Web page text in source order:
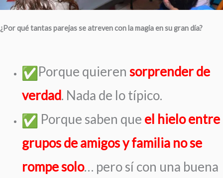
¿Por qué tantas parejas se atreven con la magia en su gran día?
Porque quieren sorprender de
verdad. Nada de lo típico.
Porque saben que el hielo entre
grupos de amigos y familia no se
rompe solo… pero sí con una buena